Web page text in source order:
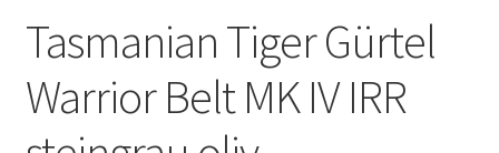
Tasmanian Tiger Gürtel
Warrior Belt MK IV IRR